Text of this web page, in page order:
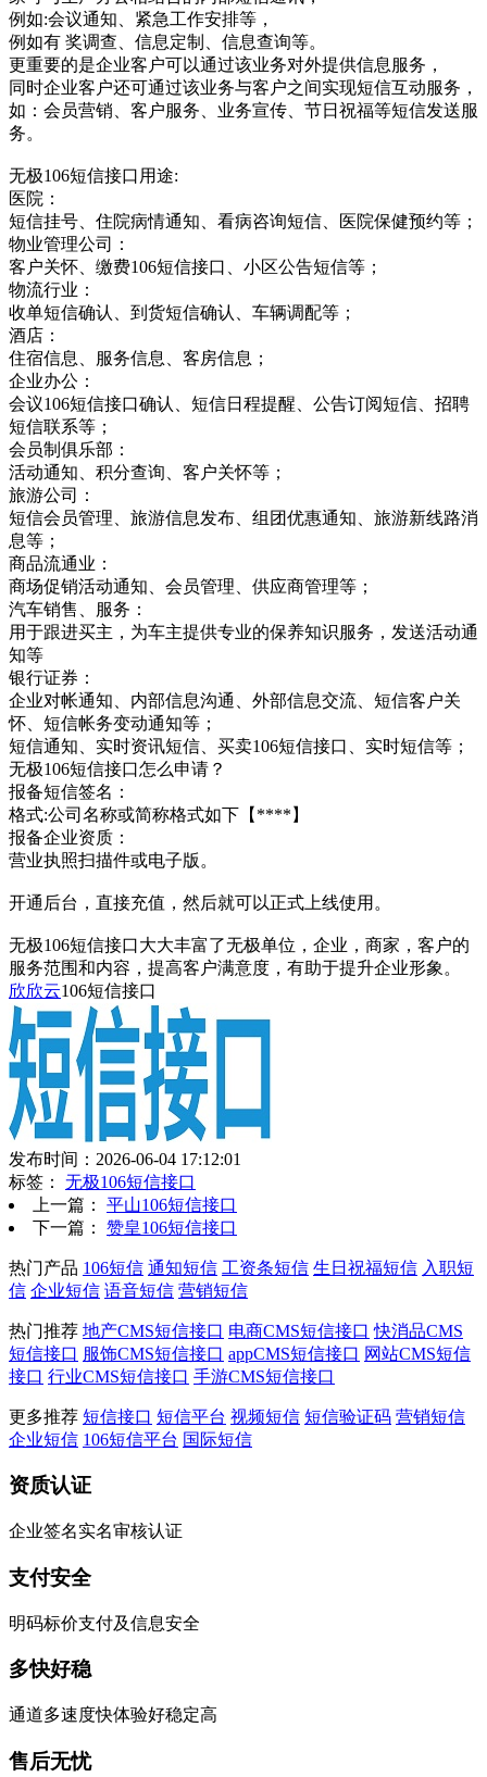
例如:会议通知、紧急工作安排等，
例如有 奖调查、信息定制、信息查询等。
更重要的是企业客户可以通过该业务对外提供信息服务，
同时企业客户还可通过该业务与客户之间实现短信互动服务，
如：会员营销、客户服务、业务宣传、节日祝福等短信发送服
务。
无极106短信接口用途:
医院：
短信挂号、住院病情通知、看病咨询短信、医院保健预约等；
物业管理公司：
客户关怀、缴费106短信接口、小区公告短信等；
物流行业：
收单短信确认、到货短信确认、车辆调配等；
酒店：
住宿信息、服务信息、客房信息；
企业办公：
会议106短信接口确认、短信日程提醒、公告订阅短信、招聘
短信联系等；
会员制俱乐部：
活动通知、积分查询、客户关怀等；
旅游公司：
短信会员管理、旅游信息发布、组团优惠通知、旅游新线路消
息等；
商品流通业：
商场促销活动通知、会员管理、供应商管理等；
汽车销售、服务：
用于跟进买主，为车主提供专业的保养知识服务，发送活动通
知等
银行证券：
企业对帐通知、内部信息沟通、外部信息交流、短信客户关
怀、短信帐务变动通知等；
短信通知、实时资讯短信、买卖106短信接口、实时短信等；
无极106短信接口怎么申请？
报备短信签名：
格式:公司名称或简称格式如下【****】
报备企业资质：
营业执照扫描件或电子版。
开通后台，直接充值，然后就可以正式上线使用。
无极106短信接口大大丰富了无极单位，企业，商家，客户的
服务范围和内容，提高客户满意度，有助于提升企业形象。
欣欣云106短信接口
发布时间：2026-06-04 17:12:01
标签： 无极106短信接口
上一篇： 平山106短信接口
下一篇： 赞皇106短信接口
热门产品 106短信 通知短信 工资条短信 生日祝福短信 入职短
信 企业短信 语音短信 营销短信
热门推荐 地产CMS短信接口 电商CMS短信接口 快消品CMS
短信接口 服饰CMS短信接口 appCMS短信接口 网站CMS短信
接口 行业CMS短信接口 手游CMS短信接口
更多推荐 短信接口 短信平台 视频短信 短信验证码 营销短信
企业短信 106短信平台 国际短信
资质认证
企业签名实名审核认证
支付安全
明码标价支付及信息安全
多快好稳
通道多速度快体验好稳定高
售后无忧